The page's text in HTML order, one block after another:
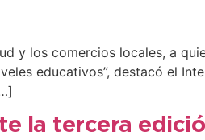
y los comercios locales, a
educativos”, destacó el
la tercera